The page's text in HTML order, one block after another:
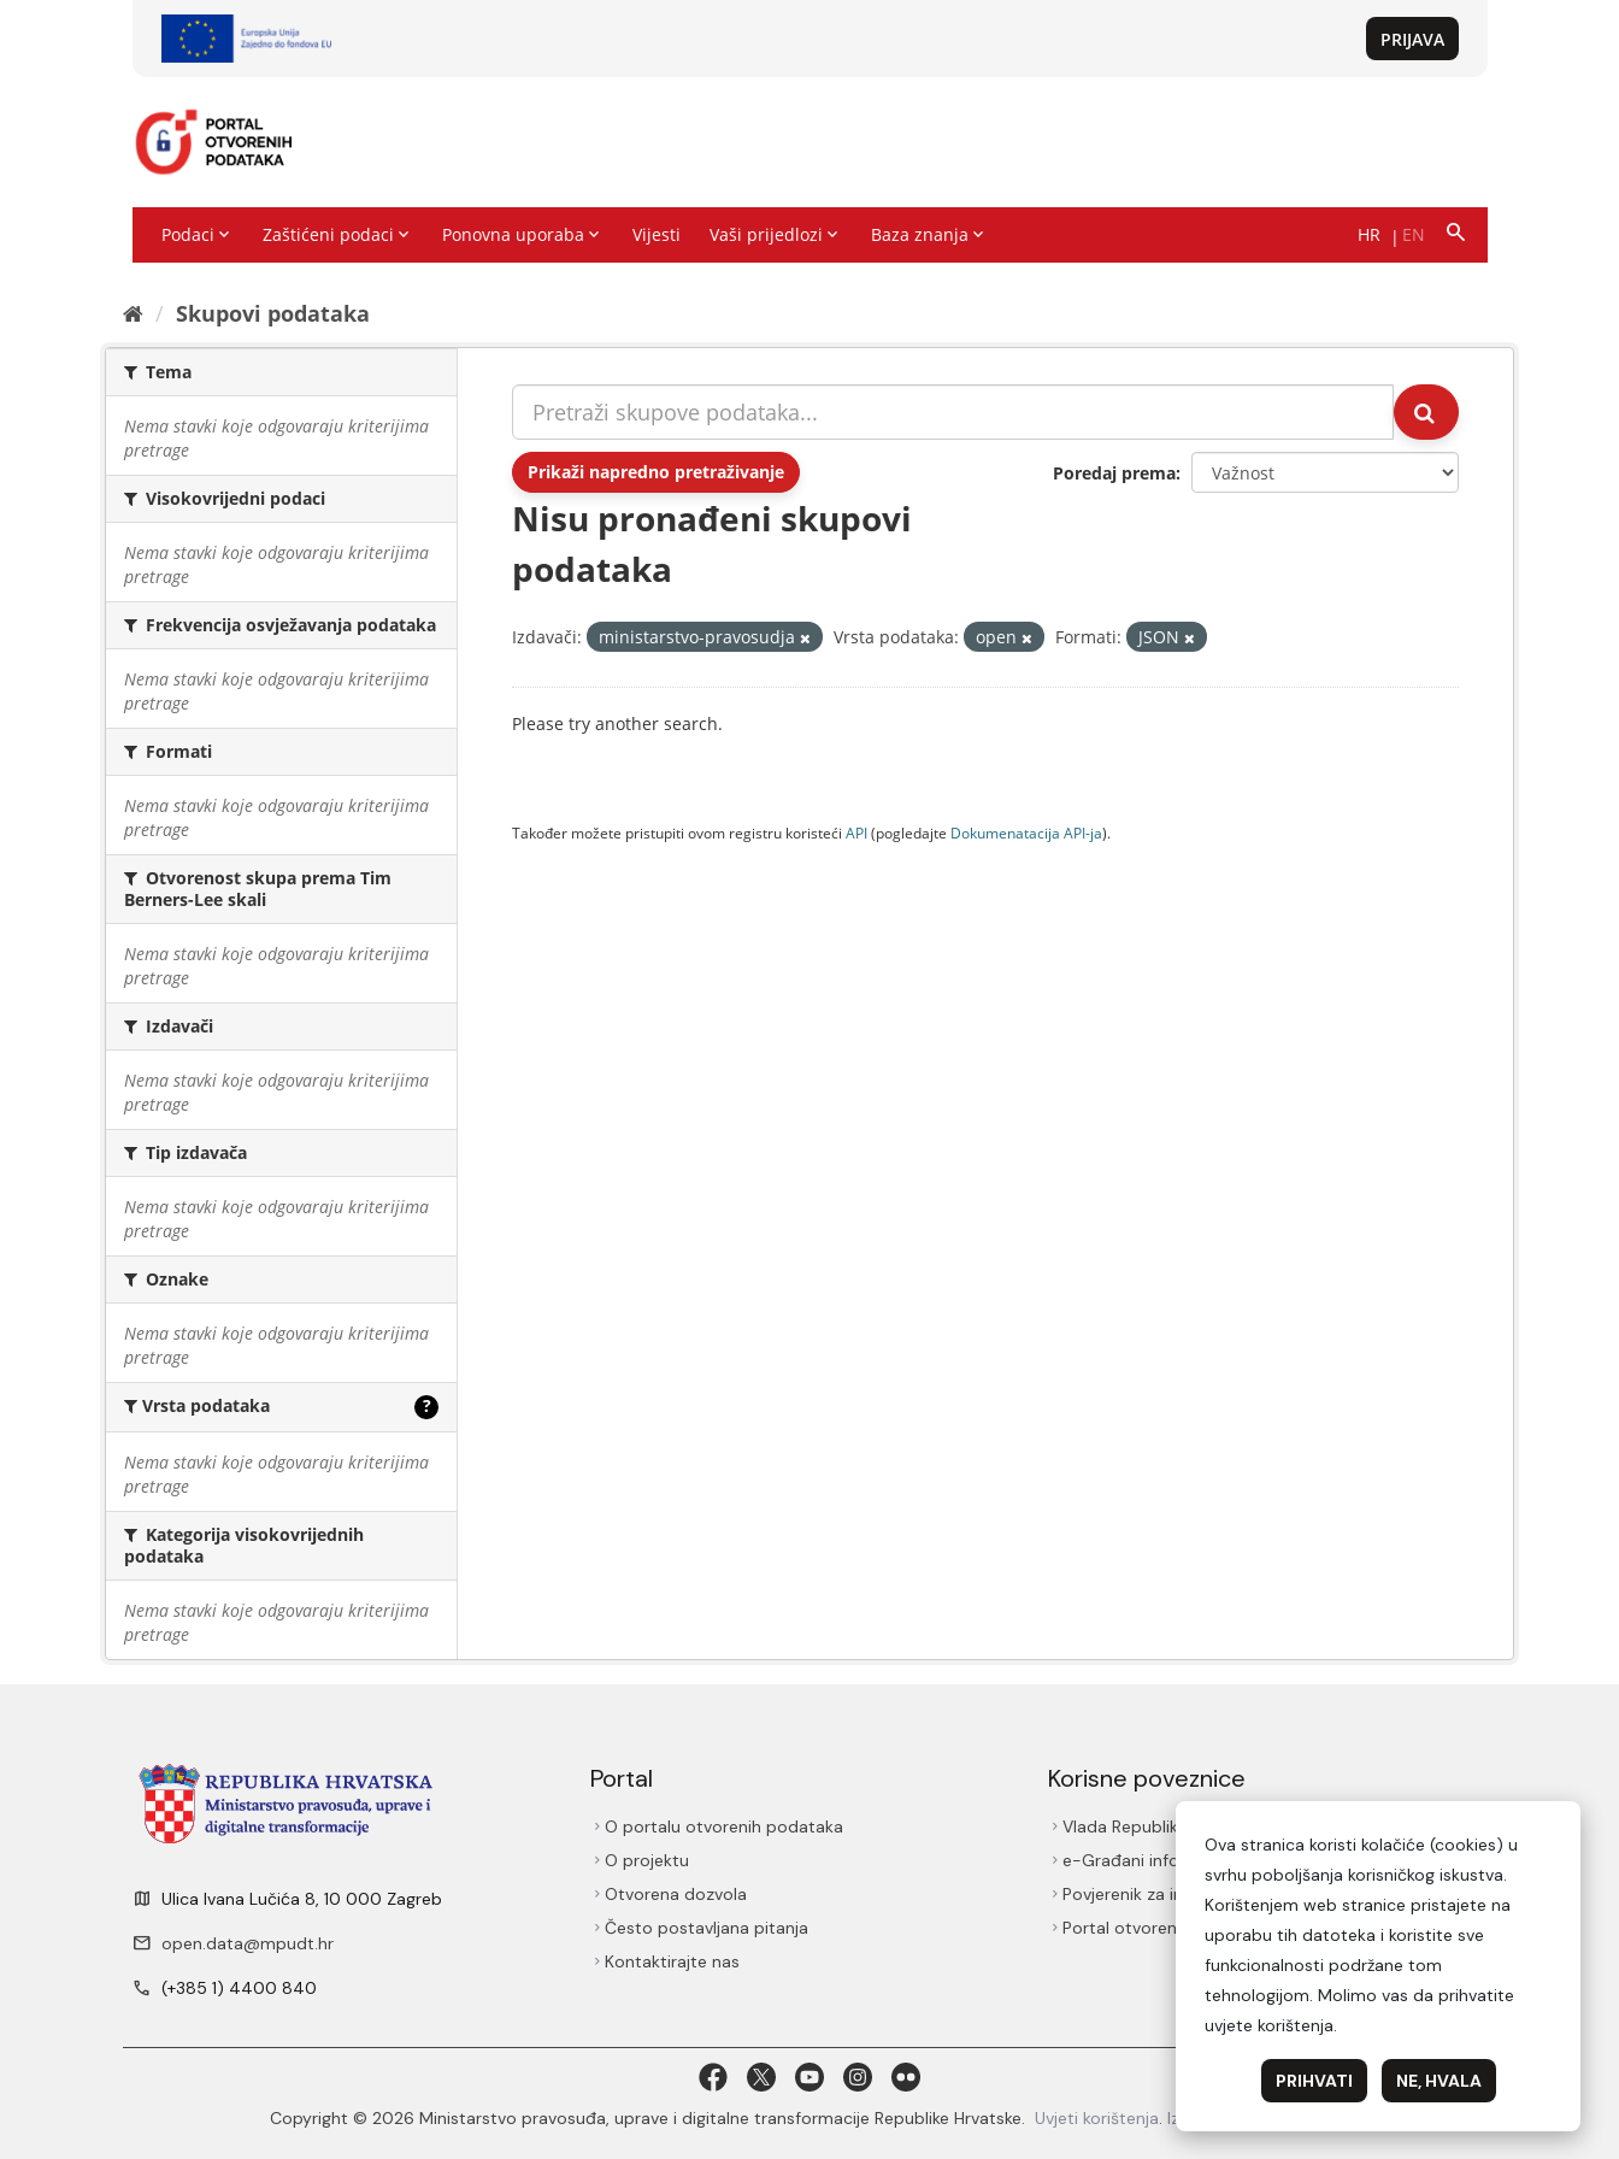
Skupovi podаtаkа
Tema
Nema stavki koje odgovaraju kriterijima
pretrage
Visokovrijedni podaci
Nema stavki koje odgovaraju kriterijima
pretrage
Frekvencija osvježavanja podataka
Nema stavki koje odgovaraju kriterijima
pretrage
Formati
Nema stavki koje odgovaraju kriterijima
pretrage
Otvorenost skupa prema Tim
Berners-Lee skali
Nema stavki koje odgovaraju kriterijima
pretrage
Izdavači
Nema stavki koje odgovaraju kriterijima
pretrage
Tip izdavača
Nema stavki koje odgovaraju kriterijima
pretrage
Oznake
Nema stavki koje odgovaraju kriterijima
pretrage
Vrsta podataka ?
Nema stavki koje odgovaraju kriterijima
pretrage
Kategorija visokovrijednih
podataka
Nema stavki koje odgovaraju kriterijima
pretrage
Prikaži napredno pretraživanje Poredaj prema
Nisu pronađeni skupovi
podataka
Izdavači: ministarstvo-pravosudja Vrsta podataka: open Formati: JSON
Please try another search.
Također možete pristupiti ovom registru koristeći API(pogledajte Dokumenаtаcijа API-jа).